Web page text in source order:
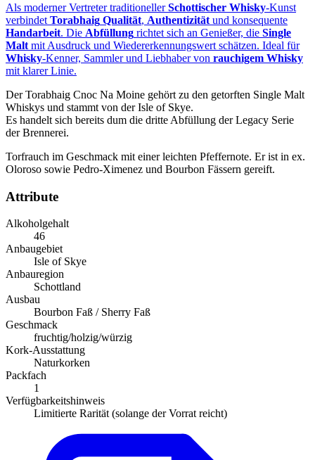
Als moderner Vertreter traditionellerSchottischer Whisky-Kunst
verbindet Torabhaig Qualität, Authentizität und konsequente
Handarbeit. Die Abfüllung richtet sich an Genießer, die Single
Malt mit Ausdruck und Wiedererkennungswert schätzen. Ideal für
Whisky-Kenner, Sammler und Liebhaber von rauchigem Whisky
mit klarer Linie.
Der Torabhaig Cnoc Na Moine gehört zu den getorften Single Malt
Whiskys und stammt von der Isle of Skye.
Es handelt sich bereits dum die dritte Abfüllung der Legacy Serie
der Brennerei.
Torfrauch im Geschmack mit einer leichten Pfeffernote. Er ist in ex.
Oloroso sowie Pedro-Ximenez und Bourbon Fässern gereift.
Attribute
Alkoholgehalt
46
Anbaugebiet
Isle of Skye
Anbauregion
Schottland
Ausbau
Bourbon Faß / Sherry Faß
Geschmack
fruchtig/holzig/würzig
Kork-Ausstattung
Naturkorken
Packfach
1
Verfügbarkeitshinweis
Limitierte Rarität (solange der Vorrat reicht)